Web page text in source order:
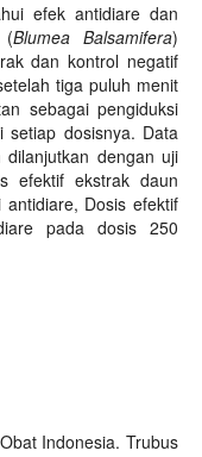
efek antidiare dan
(Blumea Balsamifera)
dan kontrol negatif
tiga puluh menit
sebagai pengiduksi
setiap dosisnya. Data
dengan uji
efektif ekstrak daun
antidiare, Dosis efektif
pada dosis 250
Indonesia. Trubus